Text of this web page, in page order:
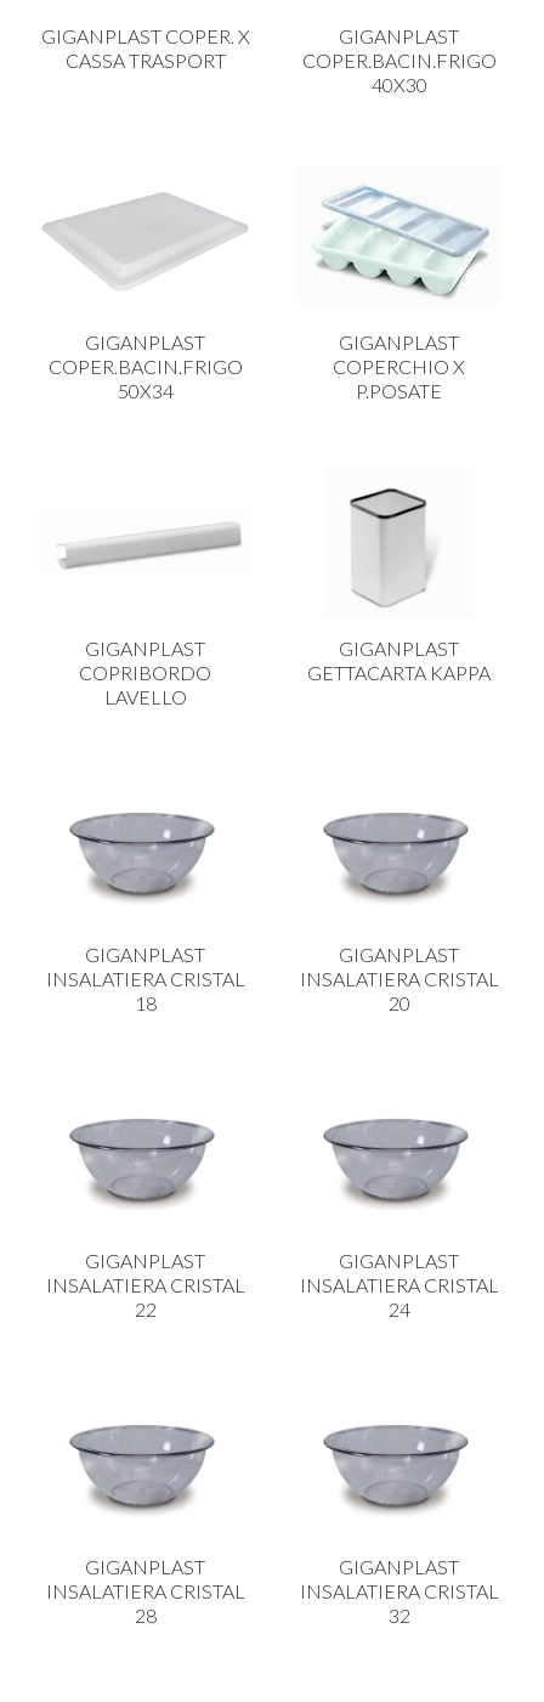
GIGANPLAST COPER. X
CASSA TRASPORT
GIGANPLAST
COPER.BACIN.FRIGO
40X30
GIGANPLAST
COPER.BACIN.FRIGO
50X34
GIGANPLAST
COPERCHIO X
P.POSATE
GIGANPLAST
COPRIBORDO
LAVELLO
GIGANPLAST
GETTACARTA KAPPA
GIGANPLAST
INSALATIERA CRISTAL
18
GIGANPLAST
INSALATIERA CRISTAL
20
GIGANPLAST
INSALATIERA CRISTAL
22
GIGANPLAST
INSALATIERA CRISTAL
24
GIGANPLAST
INSALATIERA CRISTAL
28
GIGANPLAST
INSALATIERA CRISTAL
32